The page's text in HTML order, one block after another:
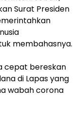
Surat Presiden
membahasnya.
cepat bereskan
di Lapas yang
wabah corona